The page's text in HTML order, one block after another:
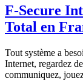
F-Secure
Total en
Tout système a
Internet, regardez
communiquez,